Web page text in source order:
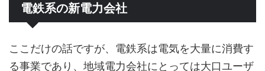
電鉄系の新電力会社
ここだけの話ですが、電鉄系は電気を大量に消費す
る事業であり、地域電力会社にとっては大口ユーザ